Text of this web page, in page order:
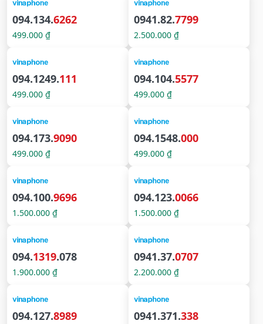
094.134.6262
499.000 ₫
0941.82.7799
2.500.000 ₫
094.1249.111
499.000 ₫
094.104.5577
499.000 ₫
094.173.9090
499.000 ₫
094.1548.000
499.000 ₫
094.100.9696
1.500.000 ₫
094.123.0066
1.500.000 ₫
094.1319.078
1.900.000 ₫
0941.37.0707
2.200.000 ₫
094.127.8989 0941.371.338